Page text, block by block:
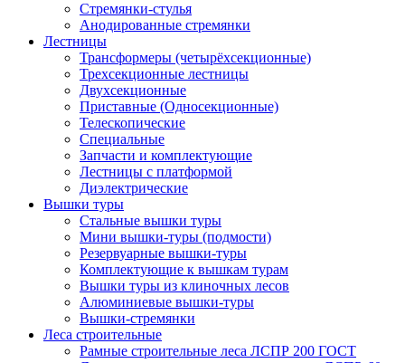
Стремянки-стулья
Анодированные стремянки
Лестницы
Трансформеры (четырёхсекционные)
Трехсекционные лестницы
Двухсекционные
Приставные (Односекционные)
Телескопические
Специальные
Запчасти и комплектующие
Лестницы с платформой
Диэлектрические
Вышки туры
Стальные вышки туры
Мини вышки-туры (подмости)
Резервуарные вышки-туры
Комплектующие к вышкам турам
Вышки туры из клиночных лесов
Алюминиевые вышки-туры
Вышки-стремянки
Леса строительные
Рамные строительные леса ЛСПР 200 ГОСТ